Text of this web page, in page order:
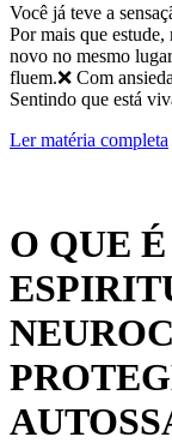
Você já teve a
Por mais que
novo no mesmo
fluem.❌ Com
Sentindo que está
Ler matéria completa
O QUE